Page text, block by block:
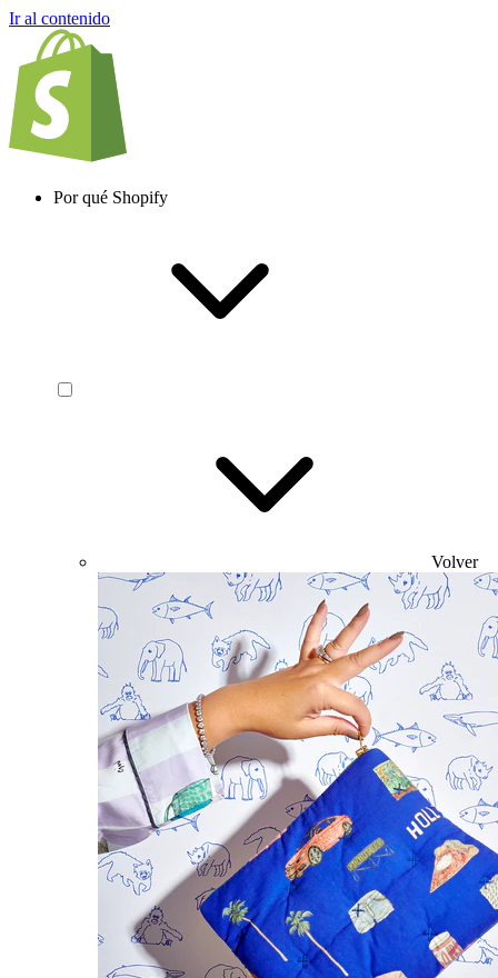
Ir al contenido
Por qué Shopify
Volver